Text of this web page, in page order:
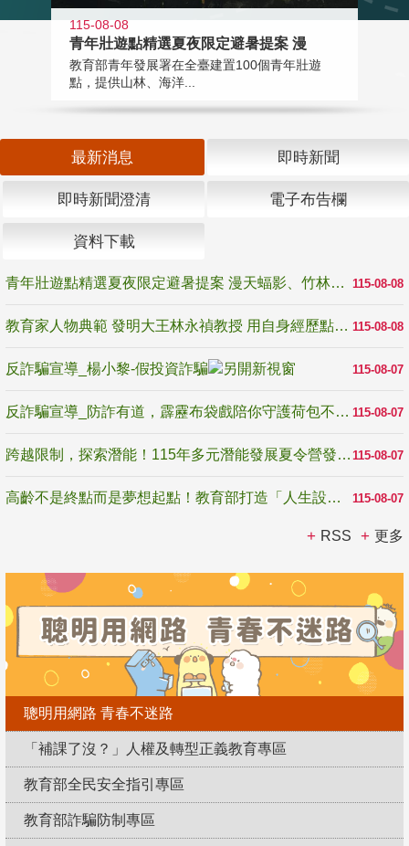
115-08-08
青年壯遊點精選夏夜限定避暑提案 漫
教育部青年發展署在全臺建置100個青年壯遊
點，提供山林、海洋...
最新消息 即時新聞
即時新聞澄清 電子布告欄
資料下載
115-08-08
青年壯遊點精選夏夜限定避暑提案 漫天蝠影、竹林尋蛙、茶香夜觀 邀青年暮色出發
115-08-08
教育家人物典範 發明大王林永禎教授 用自身經歷點亮學生的路
115-08-07
反詐騙宣導_楊小黎-假投資詐騙
115-08-07
反詐騙宣導_防詐有道，霹靂布袋戲陪你守護荷包不受騙
115-08-07
跨越限制，探索潛能！115年多元潛能發展夏令營發掘生命無限可能
115-08-07
高齡不是終點而是夢想起點！教育部打造「人生設計夢工場」 參展第3屆高齡健康產業博覽會
RSS 更多
聰明用網路 青春不迷路
「補課了沒？」人權及轉型正義教育專區
教育部全民安全指引專區
教育部詐騙防制專區